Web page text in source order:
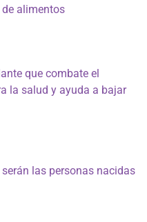
alimentos
que combate el
la salud y ayuda a bajar
las personas nacidas